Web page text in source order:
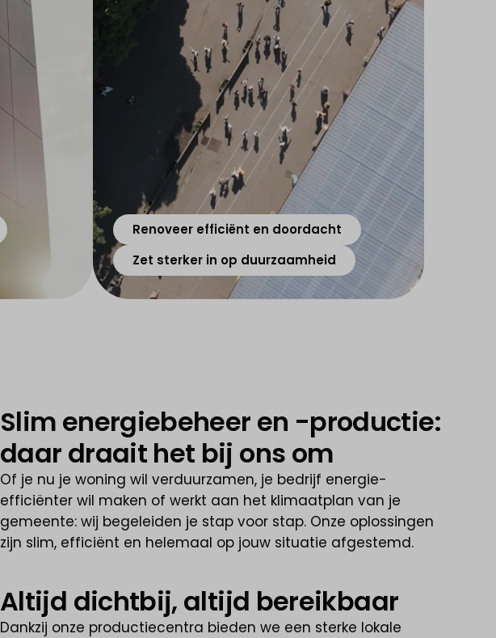
Renoveer efficiënt en doordacht
Zet sterker in op duurzaamheid
Slim energiebeheer en -productie:
daar draait het bij ons om
Of je nu je woning wil verduurzamen, je bedrijf energie-
efficiënter wil maken of werkt aan het klimaatplan van je
gemeente: wij begeleiden je stap voor stap. Onze oplossingen
zijn slim, efficiënt en helemaal op jouw situatie afgestemd.
Altijd dichtbij, altijd bereikbaar
Dankzij onze productiecentra bieden we een sterke lokale